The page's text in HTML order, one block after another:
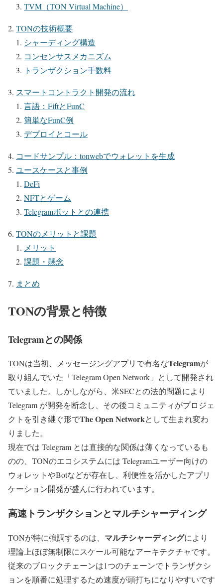
TVM（TON Virtual Machine）
TONの技術概要
シャーディング構造
コンセンサスメカニズム
トランザクション手数料
スマートコントラクト開発の流れ
言語：FiftとFunC
簡単なFunC例
デプロイとコール
コードサンプル：tonwebでウォレットを生成
ユースケースと事例
DeFi
NFTとゲーム
Telegramボットとの連携
TONのメリットと課題
メリット
課題・懸念
まとめ
TONの背景と特徴
Telegramとの関係
TONは当初、メッセージングアプリで有名なTelegramが
取り組んでいた「Telegram Open Network」として開発され
ていました。しかしながら、米SECとの法的問題により
Telegram が開発を断念し、その後コミュニティがプロジェ
クトを引き継ぐ形でThe Open Networkとして生まれ変わ
りました。
現在では Telegram とは直接的な関係は薄くなっているも
のの、TONのエコシステムには Telegramユーザー向けの
ウォレットやBotなどが存在し、利便性を活かしたアプリ
ケーション開発が盛んに行われています。
高速トランザクションとマルチシャーディング
TONが特に強調するのは、 マルチシャーディングにより
理論上ほぼ無制限にスケール可能なアーキテクチャです。
従来のブロックチェーンは1つのチェーンでトランザクシ
ョンを順番に処理するため速度が頭打ちになりやすいです